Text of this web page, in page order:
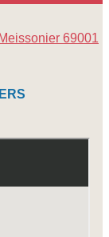
69001